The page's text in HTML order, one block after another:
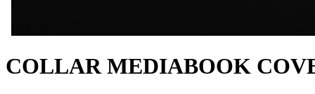
COLLAR MEDIABOOK